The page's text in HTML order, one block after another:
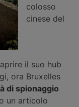
colosso
cinese del
il suo hub
ora Bruxelles
di spionaggio
un articolo